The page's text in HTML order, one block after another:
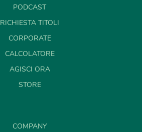
PODCAST
RICHIESTA TITOLI
CORPORATE
CALCOLATORE
AGISCI ORA
STORE
COMPANY